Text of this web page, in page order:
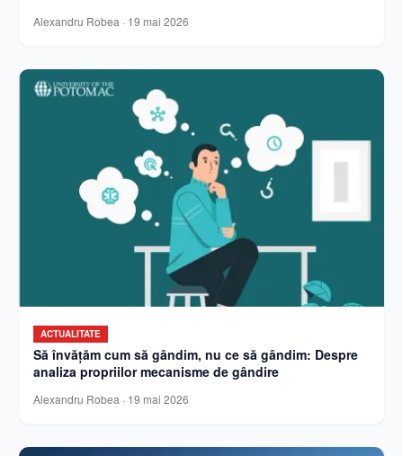
Alexandru Robea · 19 mai 2026
ACTUALITATE
Să învățăm cum să gândim, nu ce să gândim: Despre
analiza propriilor mecanisme de gândire
Alexandru Robea · 19 mai 2026